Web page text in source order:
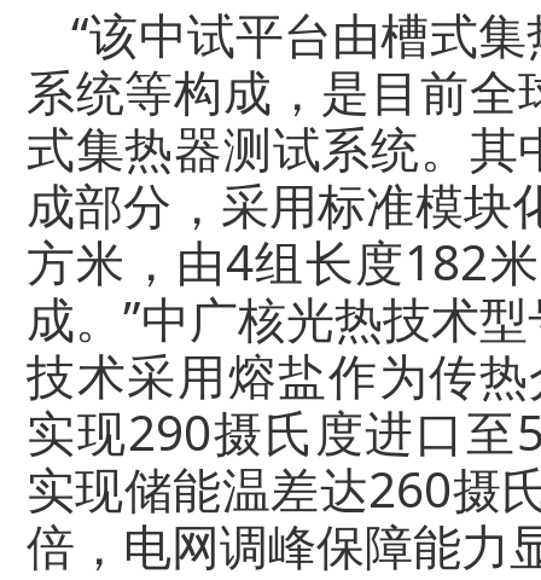
“该中试平台由槽式
系统等构成，是目前
式集热器测试系统。
成部分，采用标准模块
方米，由4组长度182
成。”中广核光热技术
技术采用熔盐作为传
实现290摄氏度进口
实现储能温差达260摄
倍，电网调峰保障能力